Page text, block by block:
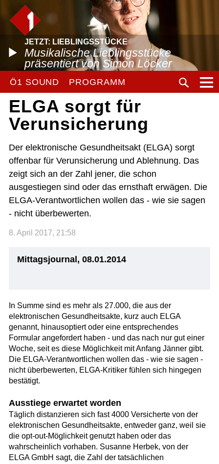
JETZT: LIEBLINGSSTÜCKE
Musikalische Lieblingsstücke
präsentiert von Simon Löcker
Ö1 SOUND PROGRAMM
ELGA sorgt für
Verunsicherung
Der elektronische Gesundheitsakt (ELGA) sorgt
offenbar für Verunsicherung und Ablehnung. Das
zeigt sich an der Zahl jener, die schon
ausgestiegen sind oder das ernsthaft erwägen. Die
ELGA-Verantwortlichen wollen das - wie sie sagen
- nicht überbewerten.
8. April 2017, 21:58
Mittagsjournal, 08.01.2014
In Summe sind es mehr als 27.000, die aus der
elektronischen Gesundheitsakte, kurz auch ELGA
genannt, hinausoptiert oder eine entsprechendes
Formular angefordert haben - und das nach nur gut einer
Woche, seit es diese Möglichkeit mit Anfang Jänner gibt.
Die ELGA-Verantwortlichen wollen das - wie sie sagen -
nicht überbewerten, ELGA-Kritiker fühlen sich hingegen
bestätigt.
Ausstiege erwartet worden
Täglich distanzieren sich fast 4000 Versicherte von der
elektronischen Gesundheitsakte, entweder ganz, weil sie
die opt-out-Möglichkeit genutzt haben oder das
wahrscheinlich vorhaben. Susanne Herbek, von der
ELGA GmbH sagt, die Zahl der tatsächlichen